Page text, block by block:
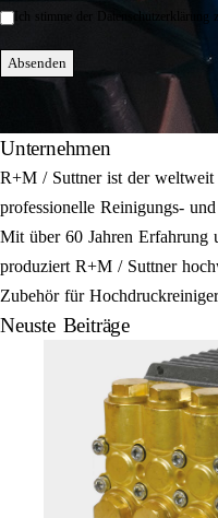
Einwilligung
Ich stimme der Datenschutzerklärung
Absenden
Unternehmen
R+M / Suttner ist der
professionelle Reinigungs-
Mit über 60 Jahren
produziert R+M / Suttner
Zubehör für
Neuste Beiträge